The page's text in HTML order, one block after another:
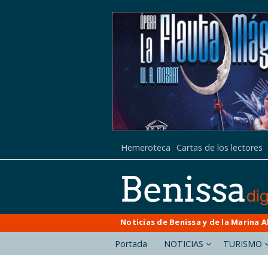
Hemeroteca Cartas de los lectores
Noticias de Benissa y de la Marina
Portada NOTICIAS TURISMO